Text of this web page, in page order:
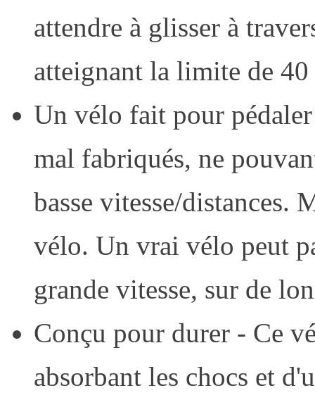
attendre à glisser à
atteignant la limite de
Un vélo fait pour
mal fabriqués, ne
basse vitesse/distances.
vélo. Un vrai vélo peut
grande vitesse, sur de
Conçu pour durer - Ce
absorbant les chocs et